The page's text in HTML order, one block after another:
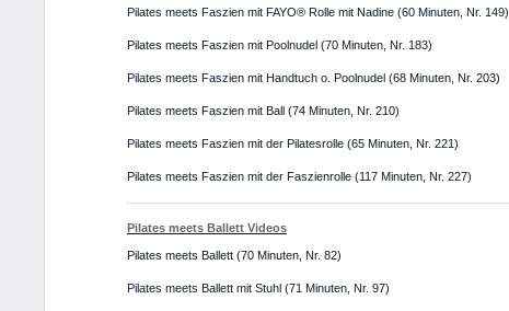
Pilates meets Faszien mit FAYO® Rolle mit Nadine (60 Minuten, Nr. 149)
Pilates meets Faszien mit Poolnudel (70 Minuten, Nr. 183)
Pilates meets Faszien mit Handtuch o. Poolnudel (68 Minuten, Nr. 203)
Pilates meets Faszien mit Ball (74 Minuten, Nr. 210)
Pilates meets Faszien mit der Pilatesrolle (65 Minuten, Nr. 221)
Pilates meets Faszien mit der Faszienrolle (117 Minuten, Nr. 227)
Pilates meets Ballett Videos
Pilates meets Ballett (70 Minuten, Nr. 82)
Pilates meets Ballett mit Stuhl (71 Minuten, Nr. 97)